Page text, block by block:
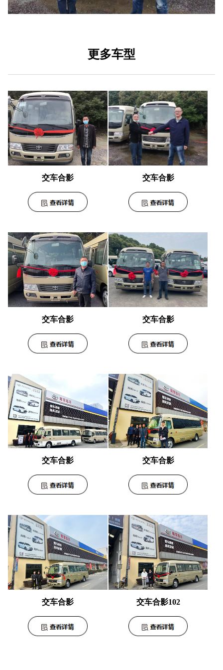
更多车型
交车合影 交车合影
交车合影 交车合影
交车合影 交车合影
交车合影 交车合影102